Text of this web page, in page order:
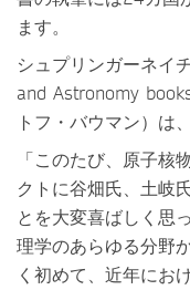
ます。
シュプリンガーネイ
and Astronomy
トフ・バウマン）は
「このたび、原子核
クトに谷畑氏、土岐
とを大変喜ばしく思
理学のあらゆる分野
く初めて、近年にお